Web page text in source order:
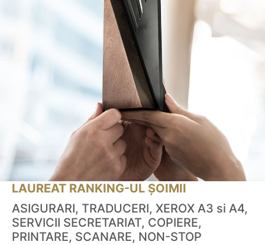
LAUREAT RANKING-UL ȘOIMII
ASIGURARI, TRADUCERI, XEROX A3 si A4,
SERVICII SECRETARIAT, COPIERE,
PRINTARE, SCANARE, NON-STOP